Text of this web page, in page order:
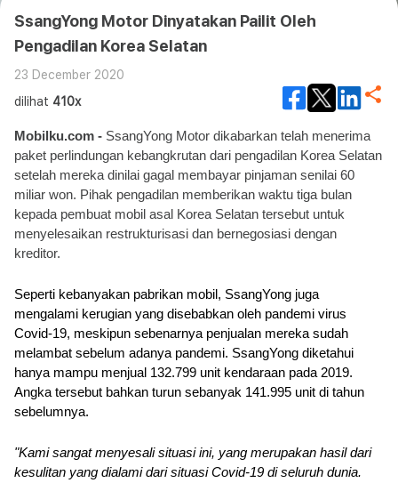
SsangYong Motor Dinyatakan Pailit Oleh
Pengadilan Korea Selatan
23 December 2020
dilihat 410x
Mobilku.com - SsangYong Motor dikabarkan telah menerima
paket perlindungan kebangkrutan dari pengadilan Korea Selatan
setelah mereka dinilai gagal membayar pinjaman senilai 60
miliar won. Pihak pengadilan memberikan waktu tiga bulan
kepada pembuat mobil asal Korea Selatan tersebut untuk
menyelesaikan restrukturisasi dan bernegosiasi dengan
kreditor.
Seperti kebanyakan pabrikan mobil, SsangYong juga
mengalami kerugian yang disebabkan oleh pandemi virus
Covid-19, meskipun sebenarnya penjualan mereka sudah
melambat sebelum adanya pandemi. SsangYong diketahui
hanya mampu menjual 132.799 unit kendaraan pada 2019.
Angka tersebut bahkan turun sebanyak 141.995 unit di tahun
sebelumnya.
"Kami sangat menyesali situasi ini, yang merupakan hasil dari
kesulitan yang dialami dari situasi Covid-19 di seluruh dunia.